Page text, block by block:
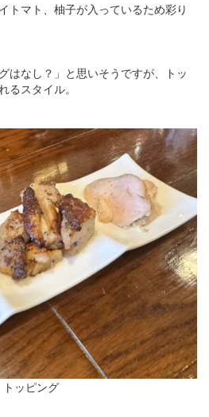
トマト、柚子が入っているため彩り
はなし？」と思いそうですが、トッ
るスタイル。
トッピング